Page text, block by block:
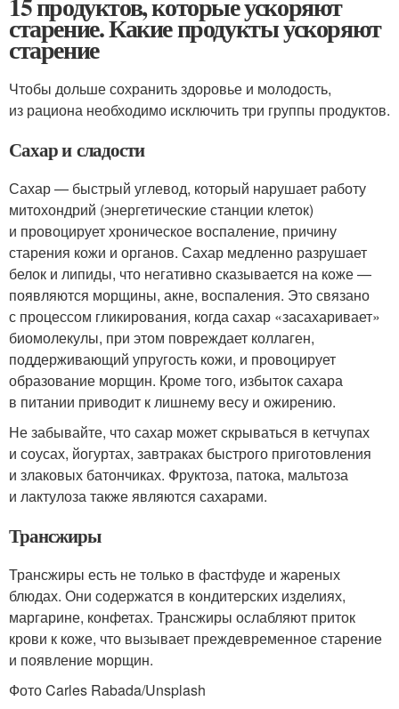
старение. Какие продукты ускоряют
старение
Чтобы дольше сохранить здоровье и молодость,
из рациона необходимо исключить три группы продуктов.
Сахар и сладости
Сахар — быстрый углевод, который нарушает работу
митохондрий (энергетические станции клеток)
и провоцирует хроническое воспаление, причину
старения кожи и органов. Сахар медленно разрушает
белок и липиды, что негативно сказывается на коже —
появляются морщины, акне, воспаления. Это связано
с процессом гликирования, когда сахар «засахаривает»
биомолекулы, при этом повреждает коллаген,
поддерживающий упругость кожи, и провоцирует
образование морщин. Кроме того, избыток сахара
в питании приводит к лишнему весу и ожирению.
Не забывайте, что сахар может скрываться в кетчупах
и соусах, йогуртах, завтраках быстрого приготовления
и злаковых батончиках. Фруктоза, патока, мальтоза
и лактулоза также являются сахарами.
Трансжиры
Трансжиры есть не только в фастфуде и жареных
блюдах. Они содержатся в кондитерских изделиях,
маргарине, конфетах. Трансжиры ослабляют приток
крови к коже, что вызывает преждевременное старение
и появление морщин.
Фото Carles Rabada/Unsplash